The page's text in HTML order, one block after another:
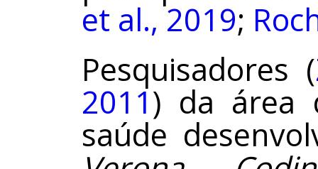
et al., 2019;
Pesquisadores (
2011) da área
saúde